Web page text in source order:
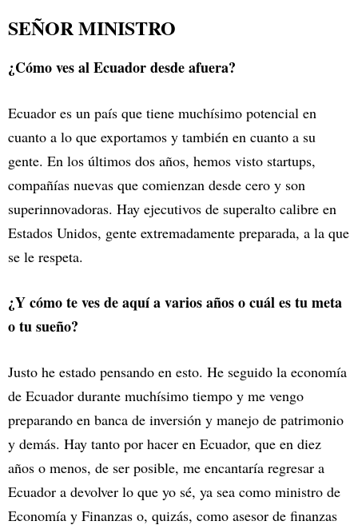
SEÑOR MINISTRO
¿Cómo ves al Ecuador desde afuera?
Ecuador es un país que tiene muchísimo potencial en
cuanto a lo que exportamos y también en cuanto a su
gente. En los últimos dos años, hemos visto startups,
compañías nuevas que comienzan desde cero y son
superinnovadoras. Hay ejecutivos de superalto calibre en
Estados Unidos, gente extremadamente preparada, a la que
se le respeta.
¿Y cómo te ves de aquí a varios años o cuál es tu meta
o tu sueño?
Justo he estado pensando en esto. He seguido la economía
de Ecuador durante muchísimo tiempo y me vengo
preparando en banca de inversión y manejo de patrimonio
y demás. Hay tanto por hacer en Ecuador, que en diez
años o menos, de ser posible, me encantaría regresar a
Ecuador a devolver lo que yo sé, ya sea como ministro de
Economía y Finanzas o, quizás, como asesor de finanzas